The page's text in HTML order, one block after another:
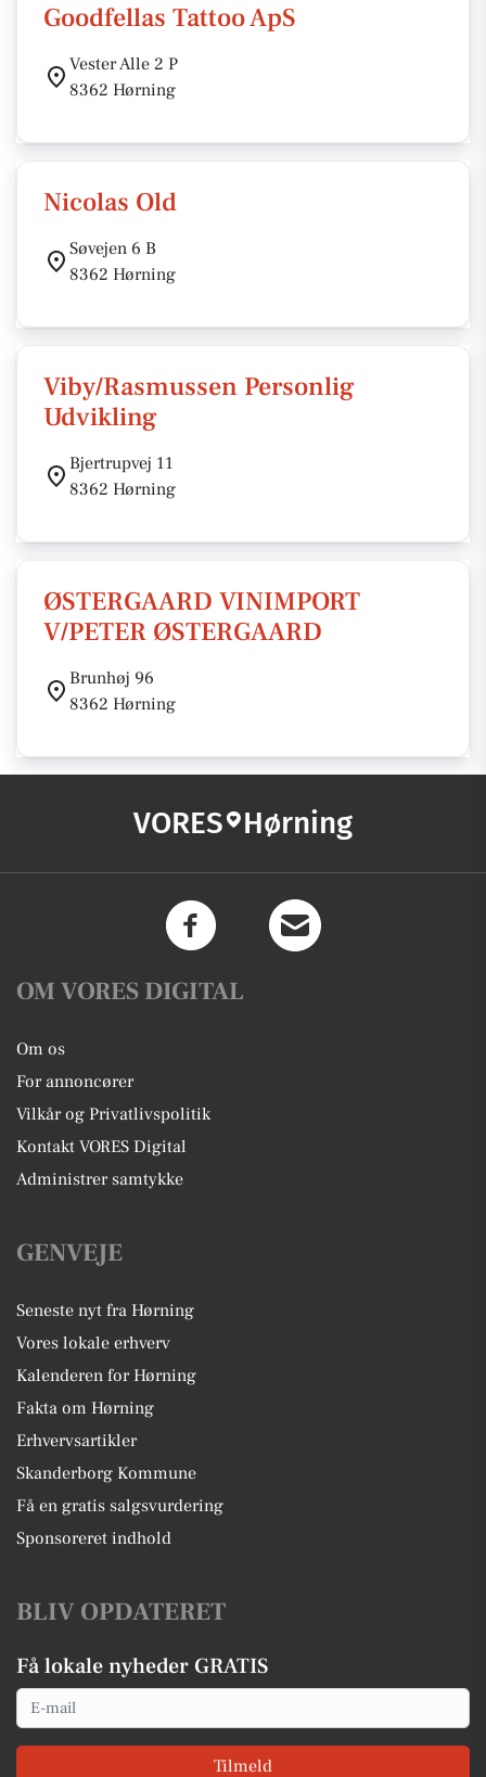
Goodfellas Tattoo ApS
Vester Alle 2 P
8362 Hørning
Nicolas Old
Søvejen 6 B
8362 Hørning
Viby/Rasmussen Personlig
Udvikling
Bjertrupvej 11
8362 Hørning
ØSTERGAARD VINIMPORT
V/PETER ØSTERGAARD
Brunhøj 96
8362 Hørning
VORES Hørning
OM VORES DIGITAL
Om os
For annoncører
Vilkår og Privatlivspolitik
Kontakt VORES Digital
Administrer samtykke
GENVEJE
Seneste nyt fra Hørning
Vores lokale erhverv
Kalenderen for Hørning
Fakta om Hørning
Erhvervsartikler
Skanderborg Kommune
Få en gratis salgsvurdering
Sponsoreret indhold
BLIV OPDATERET
Få lokale nyheder GRATIS
Email
Tilmeld